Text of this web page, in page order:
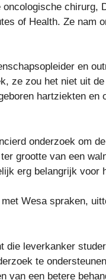
oncologische
of Health. Ze nam
en
ze zou het niet uit
hartziekten en
onderzoek om
grootte van een
erg belangrijk voor
Wesa spraken,
die leverkanker
te
van een betere